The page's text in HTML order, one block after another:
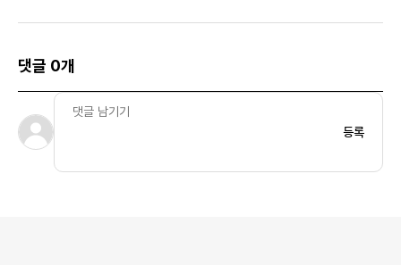
브 화이트 - KR 사이
댓글 0개
등록